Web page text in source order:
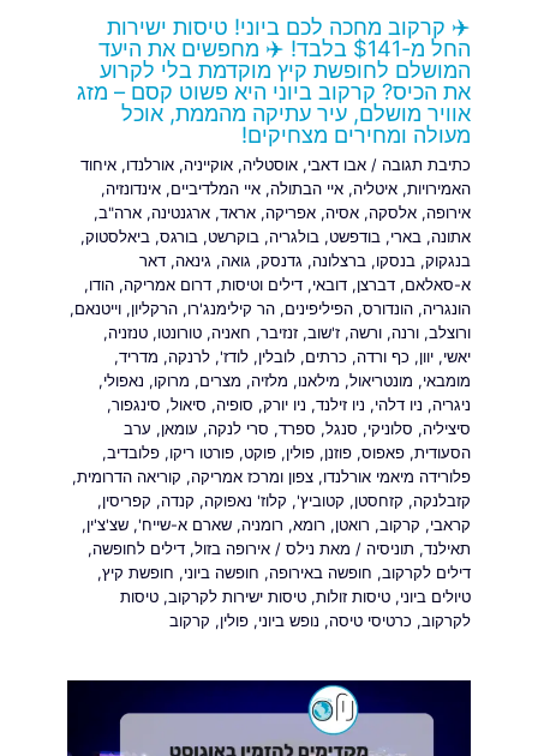
✈️ קרקוב מחכה לכם ביוני! טיסות ישירות
החל מ-$141 בלבד! ✈️ מחפשים את היעד
המושלם לחופשת קיץ מוקדמת בלי לקרוע
את הכיס? קרקוב ביוני היא פשוט קסם – מזג
אוויר מושלם, עיר עתיקה מהממת, אוכל
מעולה ומחירים מצחיקים!
כתיבת תגובה /אבו דאבי,אוסטליה,אוקייניה,אורלנדו,איחוד
האמירויות,איטליה,איי הבתולה,איי המלדיביים,אינדונזיה,
אירופה,אלסקה,אסיה,אפריקה,אראד,ארגנטינה,ארה"ב,
אתונה, בארי, בודפשט, בולגריה, בוקרשט, בורגס, ביאלסטוק,
בנגקוק, בנסקו, ברצלונה, גדנסק, גואה, גינאה,דאר
א-סאלאם,דברצן,דובאי,דילים וטיסות,דרום אמריקה,הודו,
הונגריה,הונדורס,הפיליפינים,הר קילימנג'רו,הרקליון,וייטנאם,
ורוצלב,ורנה,ורשה,ז'שוב,זנזיבר, חאניה,טורונטו,טנזניה,
יאשי,יוון, כף ורדה, כרתים,לובלין,לודז',לרנקה, מדריד,
מומבאי, מונטריאול, מילאנו, מלזיה, מצרים, מרוקו, נאפולי,
ניגריה, ניו דלהי, ניו זילנד, ניו יורק, סופיה, סיאול, סינגפור,
סיציליה, סלוניקי, סנגל, ספרד, סרי לנקה, עומאן, ערב
הסעודית,פאפוס,פוזנן,פולין,פוקט,פורטו ריקו,פלובדיב,
פלורידה מיאמי אורלנדו,צפון ומרכז אמריקה, קוריאה הדרומית,
קזבלנקה, קזחסטן, קטוביץ', קלוז' נאפוקה, קנדה, קפריסין,
קראבי, קרקוב, רואטן, רומא, רומניה,שארם א-שייח',שצ'צ'ין,
תאילנד, תוניסיה / מאת נילס/אירופה בזול,דילים לחופשה,
דילים לקרקוב, חופשה באירופה, חופשה ביוני, חופשת קיץ,
טיולים ביוני,טיסות זולות,טיסות ישירות לקרקוב,טיסות
לקרקוב, כרטיסי טיסה, נופש ביוני,פולין, קרקוב